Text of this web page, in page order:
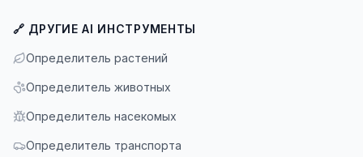
🔗 ДРУГИЕ AI ИНСТРУМЕНТЫ
Определитель растений
Определитель животных
Определитель насекомых
Определитель транспорта